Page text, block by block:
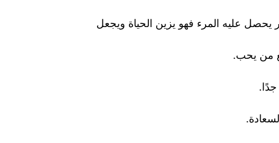
يحصل عليه المرء فهو يزين الحياة ويجعل
من يحب.